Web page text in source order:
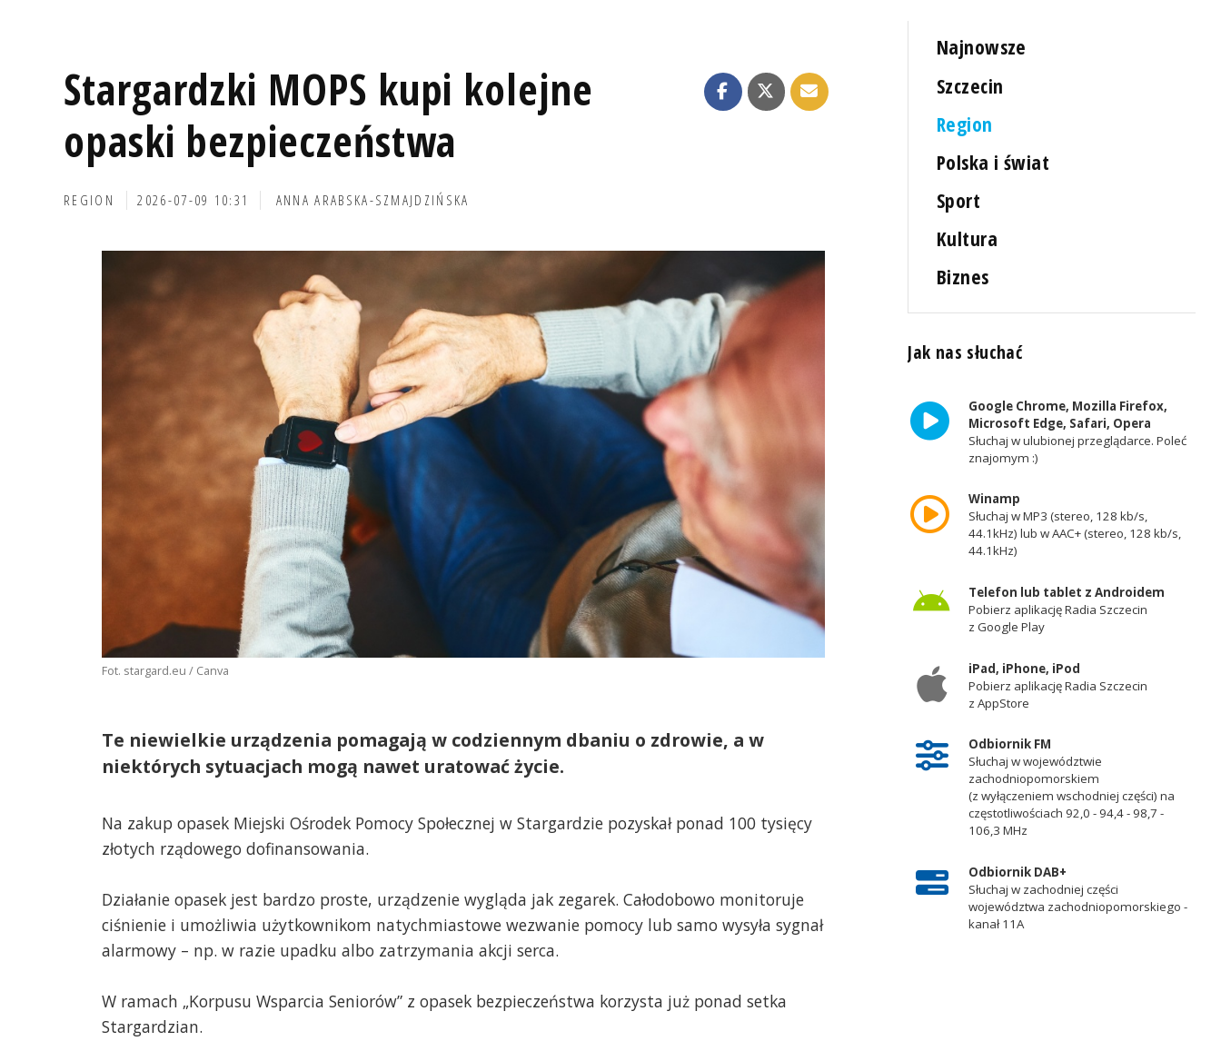
Stargardzki MOPS kupi kolejne
opaski bezpieczeństwa
REGION 2026-07-09 10:31 ANNA ARABSKA-SZMAJDZIŃSKA
Fot. stargard.eu / Canva
Te niewielkie urządzenia pomagają w codziennym dbaniu o zdrowie, a w
niektórych sytuacjach mogą nawet uratować życie.
Na zakup opasek Miejski Ośrodek Pomocy Społecznej w Stargardzie pozyskał ponad 100 tysięcy
złotych rządowego dofinansowania.
Działanie opasek jest bardzo proste, urządzenie wygląda jak zegarek. Całodobowo monitoruje
ciśnienie i umożliwia użytkownikom natychmiastowe wezwanie pomocy lub samo wysyła sygnał
alarmowy – np. w razie upadku albo zatrzymania akcji serca.
W ramach „Korpusu Wsparcia Seniorów” z opasek bezpieczeństwa korzysta już ponad setka
Stargardzian.
Najnowsze
Szczecin
Region
Polska i świat
Sport
Kultura
Biznes
Jak nas słuchać
Google Chrome, Mozilla Firefox,
Microsoft Edge, Safari, Opera
Słuchaj w ulubionej przeglądarce. Poleć
znajomym :)
Winamp
Słuchaj w MP3 (stereo, 128 kb/s,
44.1kHz) lub w AAC+ (stereo, 128 kb/s,
44.1kHz)
Telefon lub tablet z Androidem
Pobierz aplikację Radia Szczecin
z Google Play
iPad, iPhone, iPod
Pobierz aplikację Radia Szczecin
z AppStore
Odbiornik FM
Słuchaj w województwie
zachodniopomorskiem
(z wyłączeniem wschodniej części) na
częstotliwościach 92,0 - 94,4 - 98,7 -
106,3 MHz
Odbiornik DAB+
Słuchaj w zachodniej części
województwa zachodniopomorskiego -
kanał 11A